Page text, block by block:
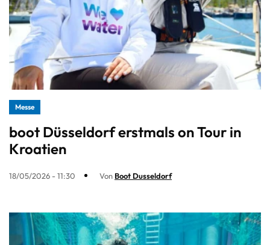
Messe
boot Düsseldorf erstmals on Tour in
Kroatien
18/05/2026 - 11:30 Von Boot Dusseldorf